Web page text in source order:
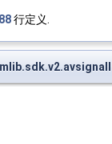
88行定义.